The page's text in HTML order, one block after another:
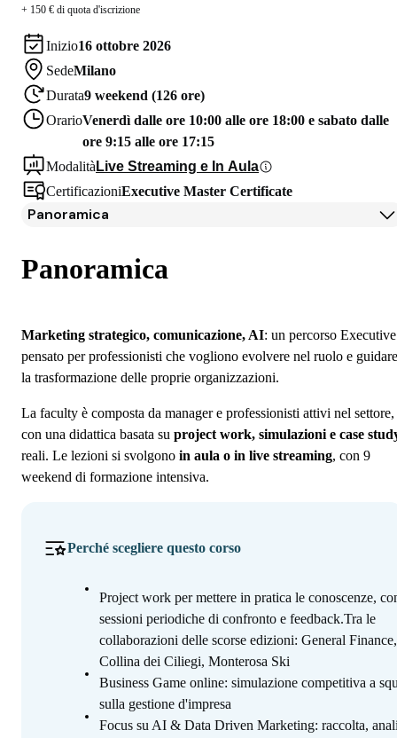
+ 150 € di quota d'iscrizione
Inizio16 ottobre 2026
SedeMilano
Durata9 weekend (126 ore)
OrarioVenerdì dalle ore 10:00 alle ore 18:00 e sabato dalle
ore 9:15 alle ore 17:15
Modalità Live Streaming e In Aula
CertificazioniExecutive Master Certificate
Panoramica
Programma
Docenti
Iscrizione
Borse di studio e finanziamenti
Open Day
Panoramica
Marketing strategico, comunicazione, AI: un percorso Executive
pensato per professionisti che vogliono evolvere nel ruolo e guidare
la trasformazione delle proprie organizzazioni.
La faculty è composta da manager e professionisti attivi nel settore,
con una didattica basata su project work, simulazioni e case
reali. Le lezioni si svolgono in aula o in live streaming, con 9
weekend di formazione intensiva.
Perché scegliere questo corso
Project work per mettere in pratica le conoscenze,
sessioni periodiche di confronto e feedback.Tra le
collaborazioni delle scorse edizioni: General
Collina dei Ciliegi, Monterosa Ski
Business Game online: simulazione competitiva a
sulla gestione d'impresa
Focus su AI & Data Driven Marketing: raccolta,